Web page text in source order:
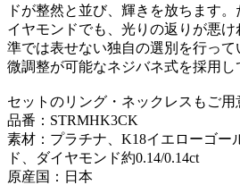
ドが整然と並び、輝きを放ちます
イヤモンドでも、光りの返りが悪
準では表せない独自の選別を行っ
微調整が可能なネジバネ式を採用し
セットのリング・ネックレスもご用
品番：STRMHK3CK
素材：プラチナ、K18イエローゴー
ド、ダイヤモンド約0.14/0.14ct
原産国：日本